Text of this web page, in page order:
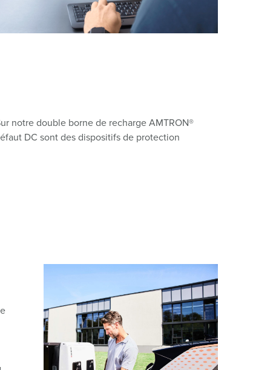
notre double borne de recharge AMTRON®
DC sont des dispositifs de protection